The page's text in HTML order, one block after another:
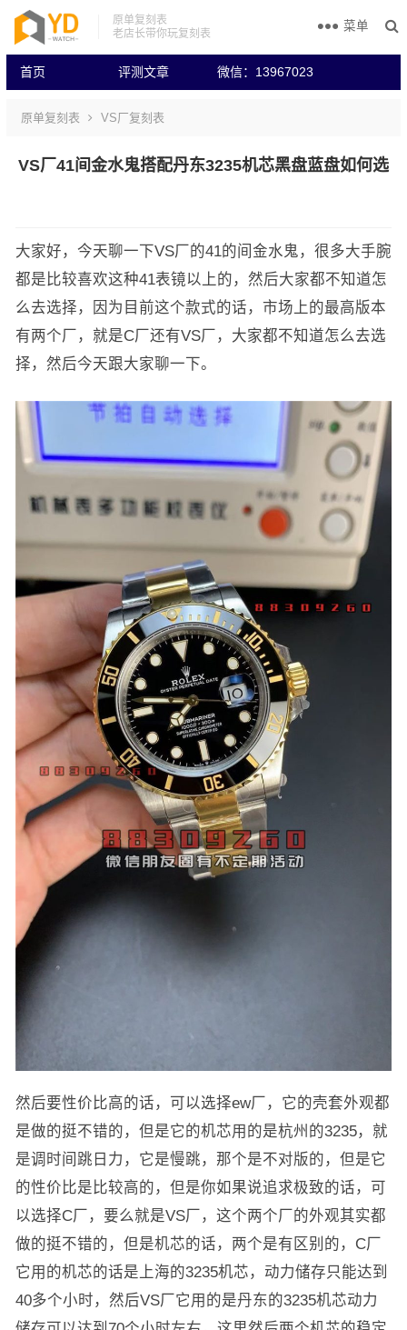
原单复刻表
老店长带你玩复刻表
首页 评测文章 微信：13967023
菜单
原单复刻表 VS厂复刻表
VS厂41间金水鬼搭配丹东3235机芯黑盘蓝盘如何选
大家好，今天聊一下VS厂的41的间金水鬼，很多大手腕
都是比较喜欢这种41表镜以上的，然后大家都不知道怎
么去选择，因为目前这个款式的话，市场上的最高版本
有两个厂，就是C厂还有VS厂，大家都不知道怎么去选
择，然后今天跟大家聊一下。
然后要性价比高的话，可以选择ew厂，它的壳套外观都
是做的挺不错的，但是它的机芯用的是杭州的3235，就
是调时间跳日力，它是慢跳，那个是不对版的，但是它
的性价比是比较高的，但是你如果说追求极致的话，可
以选择C厂，要么就是VS厂，这个两个厂的外观其实都
做的挺不错的，但是机芯的话，两个是有区别的，C厂
它用的机芯的话是上海的3235机芯，动力储存只能达到
40多个小时，然后VS厂它用的是丹东的3235机芯动力